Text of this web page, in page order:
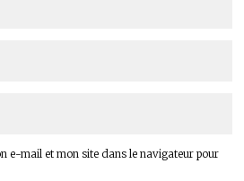
e-mail et mon site dans le navigateur pour